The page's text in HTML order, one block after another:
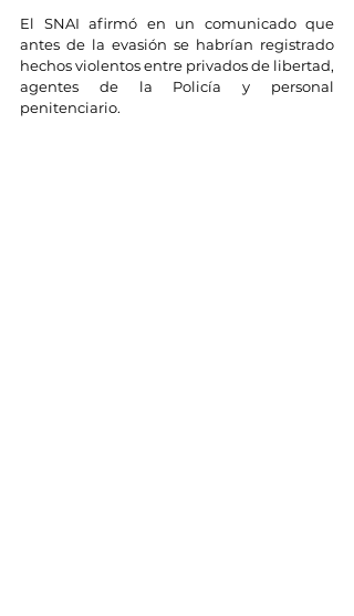
El SNAI afirmó en un comunicado que
antes de la evasión se habrían registrado
hechos violentos entre privados de libertad,
agentes de la Policía y personal
penitenciario.